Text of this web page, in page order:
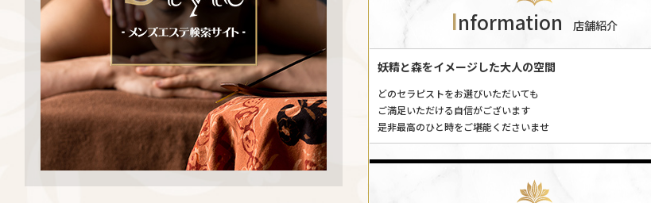
Information 店舗紹介
妖精と森をイメージした大人の空間
どのセラピストをお選びいただいても
ご満足いただける自信がございます
是非最高のひと時をご堪能くださいませ